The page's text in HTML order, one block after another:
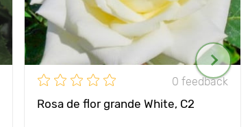
0 feedback
Rosa de flor grande White, C2